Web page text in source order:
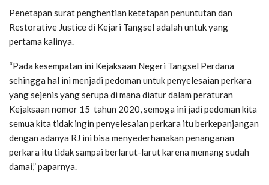
Penetapan surat penghentian ketetapan penuntutan dan
Restorative Justice di Kejari Tangsel adalah untuk yang
pertama kalinya.
“Pada kesempatan ini Kejaksaan Negeri Tangsel Perdana
sehingga hal ini menjadi pedoman untuk penyelesaian perkara
yang sejenis yang serupa di mana diatur dalam peraturan
Kejaksaan nomor 15 tahun 2020, semoga ini jadi pedoman kita
semua kita tidak ingin penyelesaian perkara itu berkepanjangan
dengan adanya RJ ini bisa menyederhanakan penanganan
perkara itu tidak sampai berlarut-larut karena memang sudah
damai,” paparnya.